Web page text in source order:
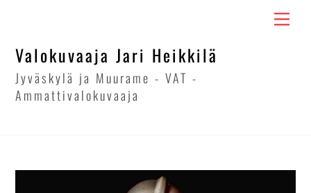
contentValokuvaaja Jari Heikkilä
Jyväskylä ja Muurame - VAT -
Ammattivalokuvaaja